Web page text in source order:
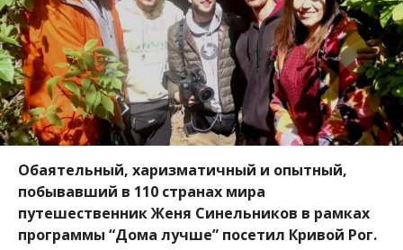
Обаятельный, харизматичный и опытный,
побывавший в 110 странах мира
путешественник Женя Синельников в рамках
программы “Дома лучше” посетил Кривой Рог.